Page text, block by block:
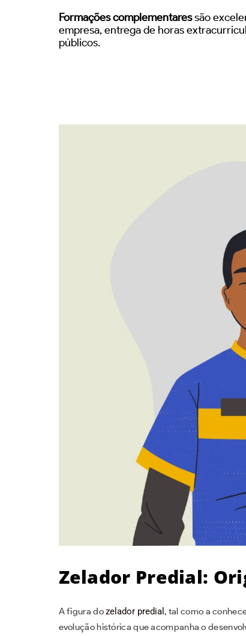
Formações complementaressão
empresa, entrega de horas
públicos.
Zelador Predial:
A figura dozelador predial, tal como a
evolução histórica que acompanha o